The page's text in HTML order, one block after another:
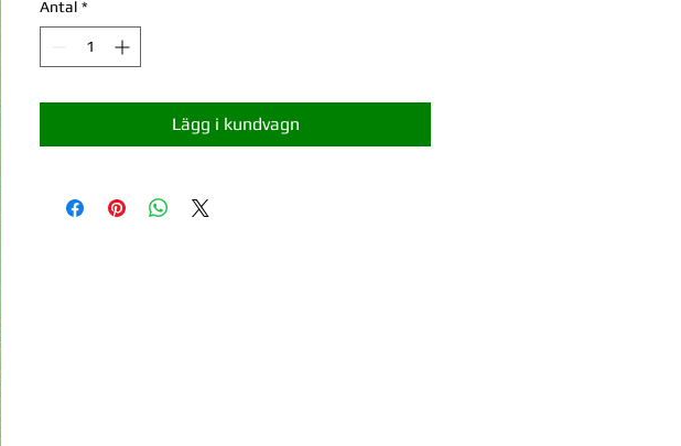
Antal *
Lägg i kundvagn